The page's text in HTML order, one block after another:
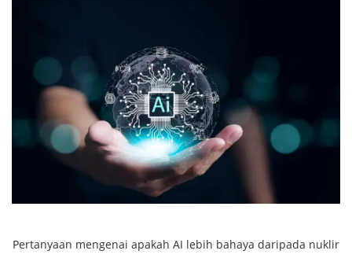
Pertanyaan mengenai apakah AI lebih bahaya daripada nuklir